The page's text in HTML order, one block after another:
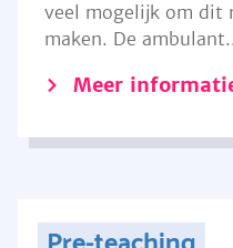
veel mogelijk om dit
maken. De
Meer